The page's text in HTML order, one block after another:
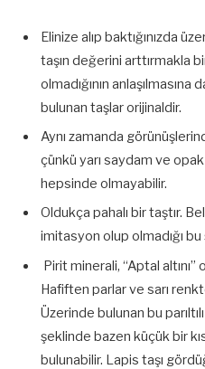
Elinize alıp baktığınızda
taşın değerini arttırmakla
olmadığının anlaşılmasına
bulunan taşlar orijinaldir.
Aynı zamanda
çünkü yarı saydam ve opak
hepsinde olmayabilir.
Oldukça pahalı bir taştır.
imitasyon olup olmadığı bu
Pirit minerali, “Aptal altını”
Hafiften parlar ve sarı renkte
Üzerinde bulunan bu
şeklinde bazen küçük bir
bulunabilir. Lapis taşı